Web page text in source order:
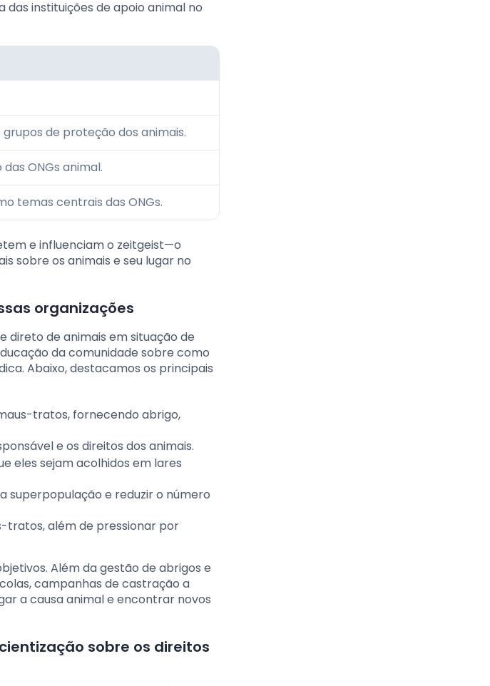
instituições de apoio animal no
de proteção dos animais.
ONGs animal.
temas centrais das ONGs.
e influenciam o zeitgeist—o
sobre os animais e seu lugar no
organizações
direto de animais em situação de
da comunidade sobre como
Abaixo, destacamos os principais
tratos, fornecendo abrigo,
e os direitos dos animais.
eles sejam acolhidos em lares
superpopulação e reduzir o número
tratos, além de pressionar por
Além da gestão de abrigos e
campanhas de castração a
a causa animal e encontrar novos
sobre os direitos